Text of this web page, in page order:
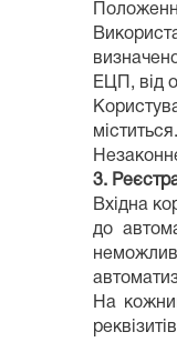
ЕЦП, від
міститься.
3.
Вхідна
до
На